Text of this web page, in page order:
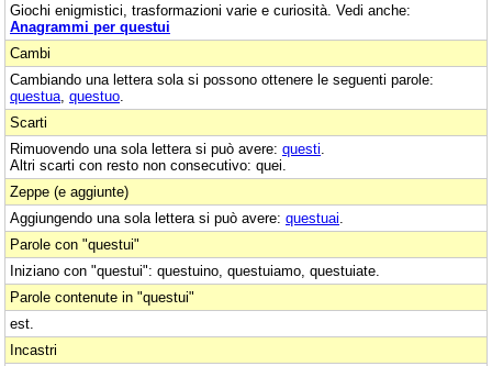
Giochi enigmistici, trasformazioni varie e curiosità. Vedi anche:
Anagrammi per questui
Cambi
Cambiando una lettera sola si possono ottenere le seguenti parole:
questua questuo
Scarti
Rimuovendo una sola lettera si può avere: questi
Altri scarti con resto non consecutivo: quei.
Zeppe (e aggiunte)
Aggiungendo una sola lettera si può avere: questuai
Parole con "questui"
Iniziano con "questui": questuino, questuiamo, questuiate.
Parole contenute in "questui"
est.
Incastri